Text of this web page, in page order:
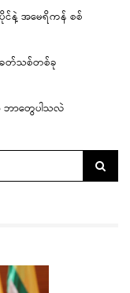
င်နဲ့ အမေရိကန် စစ်
တ်သစ်တစ်ခု
ဘာတွေပါသလဲ